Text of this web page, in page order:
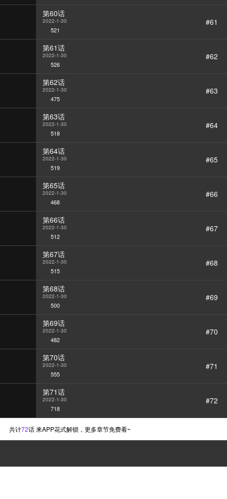
第60话
2022-1-30
521
#61
第61话
2022-1-30
526
#62
第62话
2022-1-30
475
#63
第63话
2022-1-30
518
#64
第64话
2022-1-30
519
#65
第65话
2022-1-30
468
#66
第66话
2022-1-30
512
#67
第67话
2022-1-30
515
#68
第68话
2022-1-30
500
#69
第69话
2022-1-30
482
#70
第70话
2022-1-30
555
#71
第71话
2022-1-30
718
#72
共计72话 来APP花式解锁，更多章节免费看~